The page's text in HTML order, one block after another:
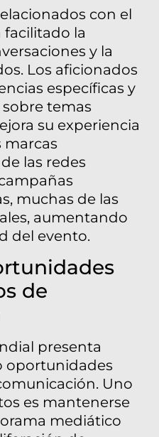
con el
la
y la
Los aficionados
específicas y
temas
su experiencia
marcas
las redes
muchas de las
aumentando
del evento.
de
presenta
oportunidades
Uno
es mantenerse
mediático